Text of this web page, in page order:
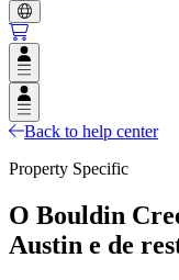
Open user menu
Open user menu
Back to help center
Property Specific
O Bouldin
Austin e de